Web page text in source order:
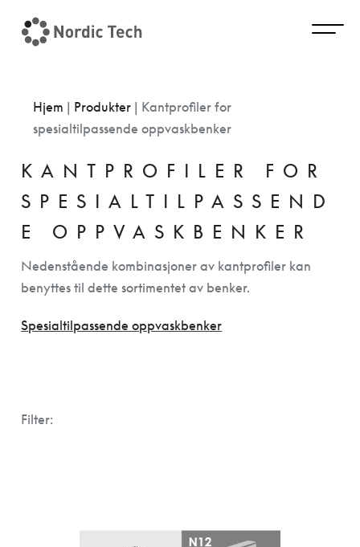
Hjem | Produkter | Kantprofiler for
spesialtilpassende oppvaskbenker
KANTPROFILER FOR
SPESIALTILPASSEND
E OPPVASKBENKER
Nedenstående kombinasjoner av kantprofiler kan
benyttes til dette sortimentet av benker.
Spesialtilpassende oppvaskbenker
Filter: